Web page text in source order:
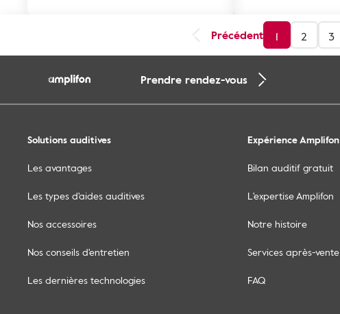
Précédent 1 2 3
Prendre rendez-vous
Solutions auditives
Les avantages
Les types d'aides auditives
Nos accessoires
Nos conseils d'entretien
Les dernières technologies
Expérience Amplifon
Bilan auditif gratuit
L'expertise Amplifon
Notre histoire
Services après-vente
FAQ